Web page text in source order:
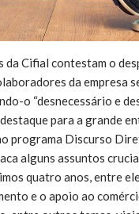
da Cifial contestam o
da empresa
o “desnecessário e
para a grande
programa Discurso
alguns assuntos
quatro anos, entre
e o apoio ao